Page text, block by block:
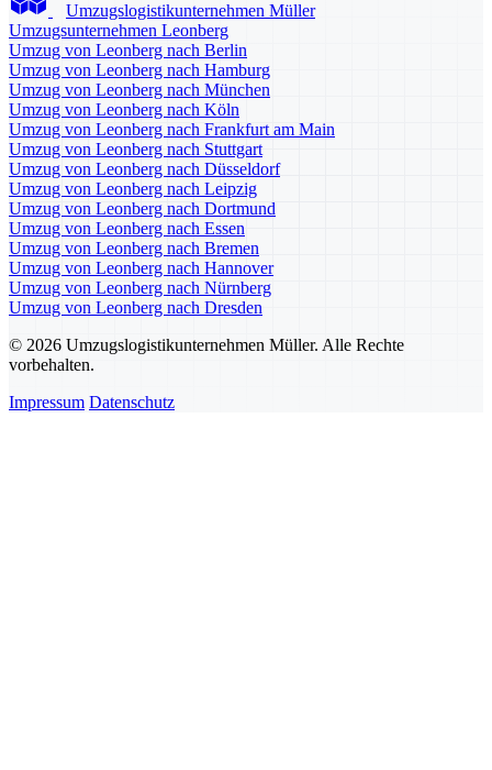
Umzugslogistikunternehmen Müller
Umzugsunternehmen Leonberg
Umzug von Leonberg nach Berlin
Umzug von Leonberg nach Hamburg
Umzug von Leonberg nach München
Umzug von Leonberg nach Köln
Umzug von Leonberg nach Frankfurt am Main
Umzug von Leonberg nach Stuttgart
Umzug von Leonberg nach Düsseldorf
Umzug von Leonberg nach Leipzig
Umzug von Leonberg nach Dortmund
Umzug von Leonberg nach Essen
Umzug von Leonberg nach Bremen
Umzug von Leonberg nach Hannover
Umzug von Leonberg nach Nürnberg
Umzug von Leonberg nach Dresden
© 2026 Umzugslogistikunternehmen Müller. Alle Rechte
vorbehalten.
Impressum Datenschutz